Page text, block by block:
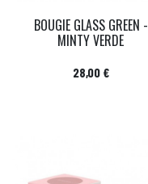
BOUGIE GLASS GREEN -
MINTY VERDE
Prix
28,00 €